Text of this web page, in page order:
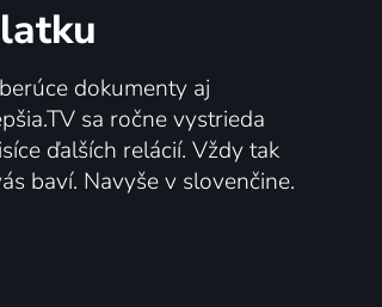
dokumenty aj
sa ročne vystrieda
ďalších relácií. Vždy tak
baví. Navyše v slovenčine.